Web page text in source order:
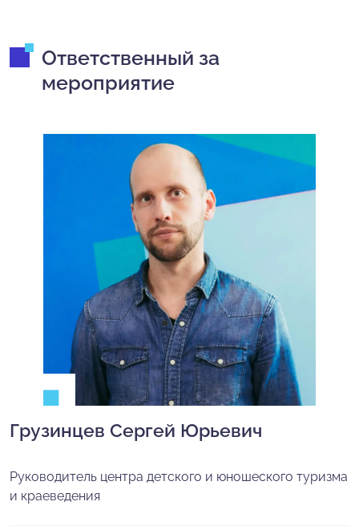
Ответственный за
мероприятие
Грузинцев Сергей Юрьевич
Руководитель центра детского и юношеского туризма
и краеведения